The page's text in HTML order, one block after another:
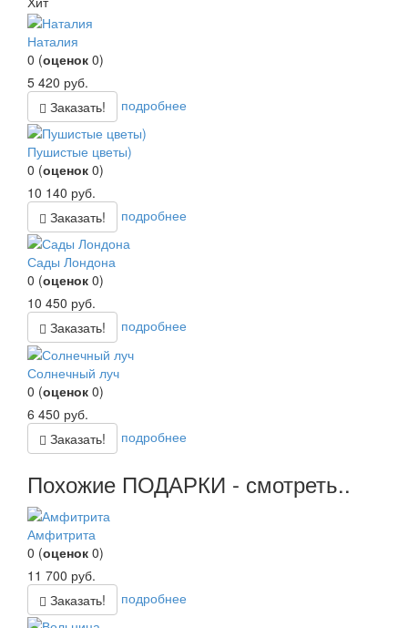
Наталия
0 (оценок 0)
5 420 руб.
Заказать!
подробнее
Пушистые цветы)
0 (оценок 0)
10 140 руб.
Заказать!
подробнее
Сады Лондона
0 (оценок 0)
10 450 руб.
Заказать!
подробнее
Солнечный луч
0 (оценок 0)
6 450 руб.
Заказать!
подробнее
Похожие ПОДАРКИ - смотреть..
Амфитрита
0 (оценок 0)
11 700 руб.
Заказать!
подробнее